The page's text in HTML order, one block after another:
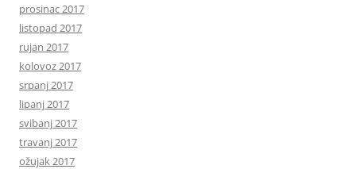
prosinac 2017
listopad 2017
rujan 2017
kolovoz 2017
srpanj 2017
lipanj 2017
svibanj 2017
travanj 2017
ožujak 2017